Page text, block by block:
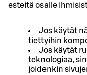
esteitä osalle
Jos käytät
tiettyihin
Jos käytät
teknologiaa,
joidenkin